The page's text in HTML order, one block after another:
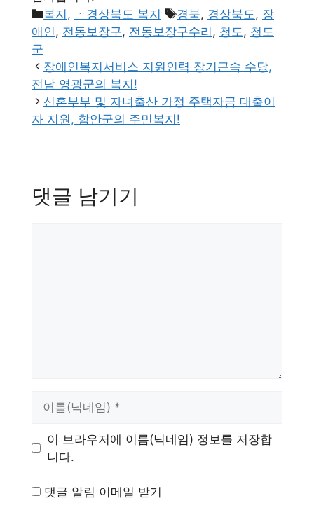
카
테
리
복지, ㆍ경상북도 복지
태
그
경북, 경상북도, 장
애인, 전동보장구, 전동보장구수리, 청도, 청도
군
장애인복지서비스 지원인력 장기근속 수당,
전남 영광군의 복지!
신혼부부 및 자녀출산 가정 주택자금 대출이
자 지원, 함안군의 주민복지!
댓글 남기기
이 브라우저에 이름(닉네임) 정보를 저장합
니다.
댓글 알림 이메일 받기